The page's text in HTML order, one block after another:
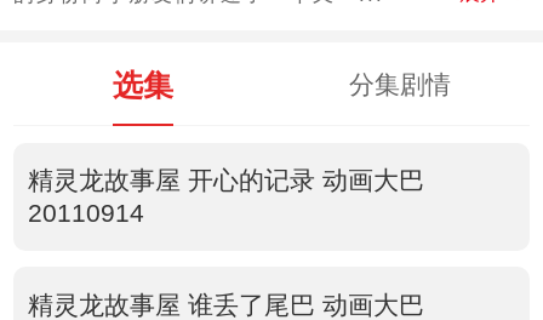
选集 分集剧情
精灵龙故事屋 开心的记录 动画大巴
20110914
精灵龙故事屋 谁丢了尾巴 动画大巴